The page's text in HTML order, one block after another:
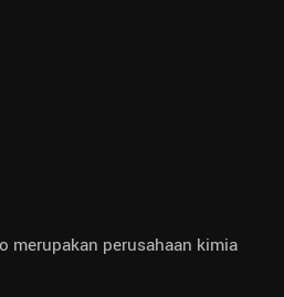
merupakan perusahaan kimia